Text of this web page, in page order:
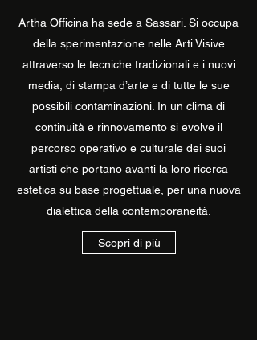
Artha Officina ha sede a Sassari. Si occupa
della sperimentazione nelle Arti Visive
attraverso le tecniche tradizionali e i nuovi
media, di stampa d’arte e di tutte le sue
possibili contaminazioni. In un clima di
continuità e rinnovamento si evolve il
percorso operativo e culturale dei suoi
artisti che portano avanti la loro ricerca
estetica su base progettuale, per una nuova
dialettica della contemporaneità.
Scopri di più